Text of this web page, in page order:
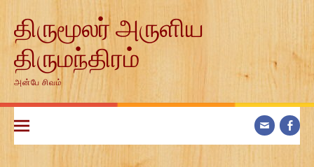
contentதிருமூலர் அருளிய
திருமந்திரம்
அன்பே சிவம்